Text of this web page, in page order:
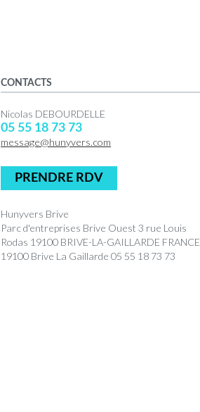
CONTACTS
Nicolas DEBOURDELLE
05 55 18 73 73
message@hunyvers.com
PRENDRE RDV
Hunyvers Brive
Parc d'entreprises Brive Ouest 3 rue Louis
Rodas 19100 BRIVE-LA-GAILLARDE FRANCE
19100 Brive La Gaillarde 05 55 18 73 73